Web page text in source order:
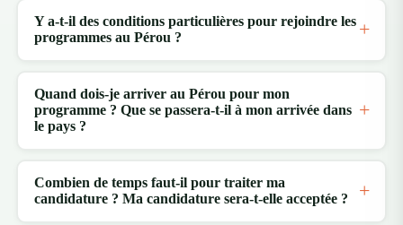
Y a-t-il des conditions particulières pour rejoindre les
programmes au Pérou ?
Quand dois-je arriver au Pérou pour mon
programme ? Que se passera-t-il à mon arrivée dans
le pays ?
Combien de temps faut-il pour traiter ma
candidature ? Ma candidature sera-t-elle acceptée ?